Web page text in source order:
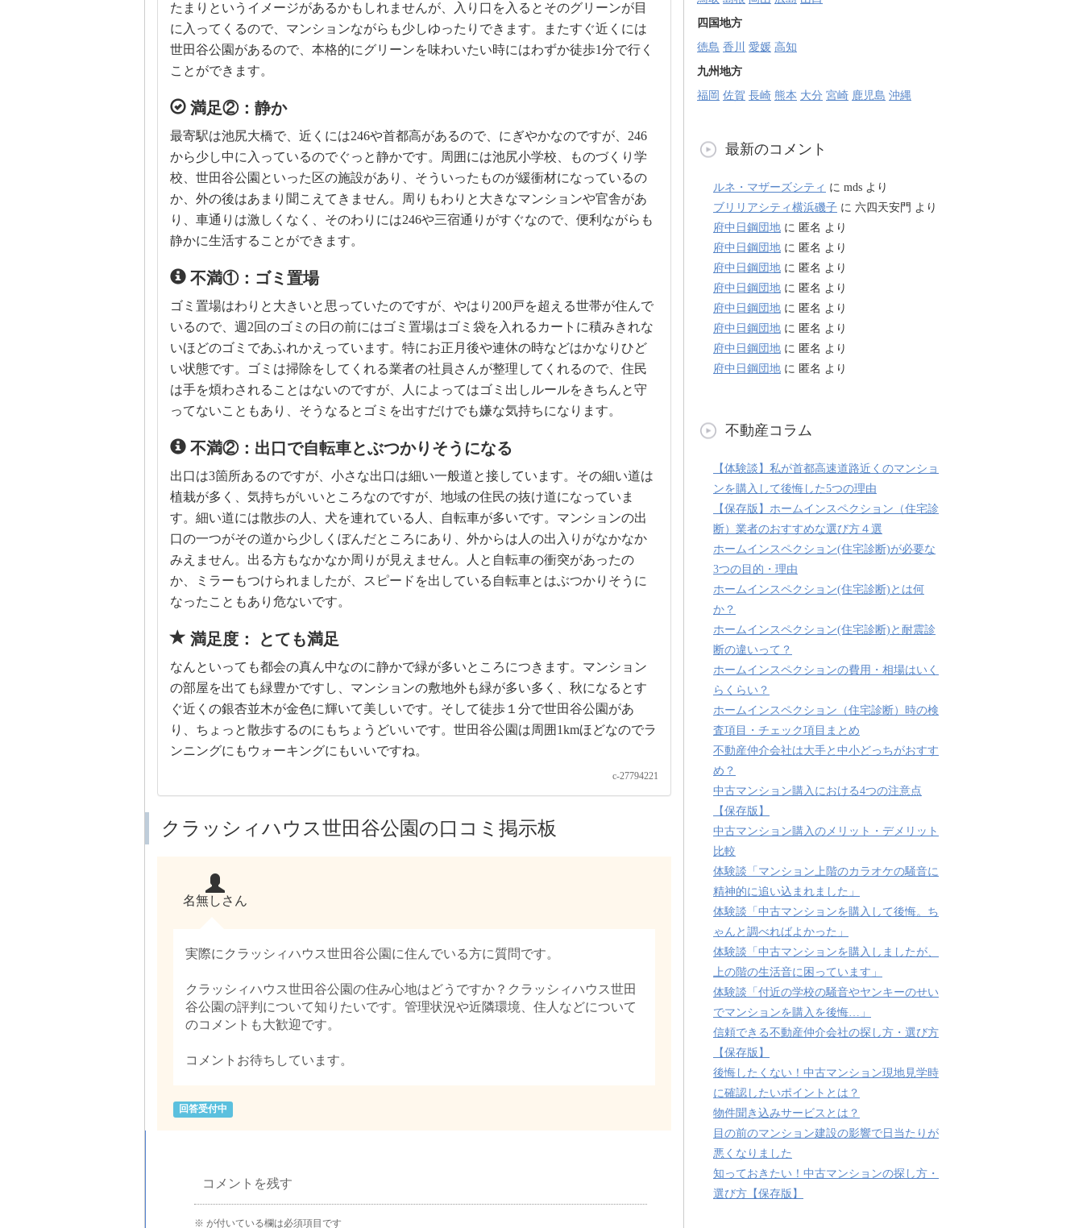
たまりというイメージがあるかもしれませんが、入り口を入るとそのグリーンが目
に入ってくるので、マンションながらも少しゆったりできます。またすぐ近くには
世田谷公園があるので、本格的にグリーンを味わいたい時にはわずか徒歩1分で行く
ことができます。
満足②：静か
最寄駅は池尻大橋で、近くには246や首都高があるので、にぎやかなのですが、246
から少し中に入っているのでぐっと静かです。周囲には池尻小学校、ものづくり学
校、世田谷公園といった区の施設があり、そういったものが緩衝材になっているの
か、外の後はあまり聞こえてきません。周りもわりと大きなマンションや官舎があ
り、車通りは激しくなく、そのわりには246や三宿通りがすぐなので、便利ながらも
静かに生活することができます。
不満①：ゴミ置場
ゴミ置場はわりと大きいと思っていたのですが、やはり200戸を超える世帯が住んで
いるので、週2回のゴミの日の前にはゴミ置場はゴミ袋を入れるカートに積みきれな
いほどのゴミであふれかえっています。特にお正月後や連休の時などはかなりひど
い状態です。ゴミは掃除をしてくれる業者の社員さんが整理してくれるので、住民
は手を煩わされることはないのですが、人によってはゴミ出しルールをきちんと守
ってないこともあり、そうなるとゴミを出すだけでも嫌な気持ちになります。
不満②：出口で自転車とぶつかりそうになる
出口は3箇所あるのですが、小さな出口は細い一般道と接しています。その細い道は
植栽が多く、気持ちがいいところなのですが、地域の住民の抜け道になっていま
す。細い道には散歩の人、犬を連れている人、自転車が多いです。マンションの出
口の一つがその道から少しくぼんだところにあり、外からは人の出入りがなかなか
みえません。出る方もなかなか周りが見えません。人と自転車の衝突があったの
か、ミラーもつけられましたが、スピードを出している自転車とはぶつかりそうに
なったこともあり危ないです。
満足度： とても満足
なんといっても都会の真ん中なのに静かで緑が多いところにつきます。マンション
の部屋を出ても緑豊かですし、マンションの敷地外も緑が多い多く、秋になるとす
ぐ近くの銀杏並木が金色に輝いて美しいです。そして徒歩１分で世田谷公園があ
り、ちょっと散歩するのにもちょうどいいです。世田谷公園は周囲1kmほどなのでラ
ンニングにもウォーキングにもいいですね。
c-27794221
クラッシィハウス世田谷公園の口コミ掲示板
名無しさん
実際にクラッシィハウス世田谷公園に住んでいる方に質問です。
クラッシィハウス世田谷公園の住み心地はどうですか？クラッシィハウス世田
谷公園の評判について知りたいです。管理状況や近隣環境、住人などについて
のコメントも大歓迎です。
コメントお待ちしています。
回答受付中
コメントを残す
※ が付いている欄は必須項目です
四国地方
徳島 香川 愛媛 高知
九州地方
福岡 佐賀 長崎 熊本 大分 宮崎 鹿児島 沖縄
最新のコメント
ルネ・マザーズシティ に mds より
ブリリアシティ横浜磯子 に 六四天安門 より
府中日鋼団地 に 匿名 より
府中日鋼団地 に 匿名 より
府中日鋼団地 に 匿名 より
府中日鋼団地 に 匿名 より
府中日鋼団地 に 匿名 より
府中日鋼団地 に 匿名 より
府中日鋼団地 に 匿名 より
府中日鋼団地 に 匿名 より
不動産コラム
【体験談】私が首都高速道路近くのマンショ
ンを購入して後悔した5つの理由
【保存版】ホームインスペクション（住宅診
断）業者のおすすめな選び方４選
ホームインスペクション(住宅診断)が必要な
3つの目的・理由
ホームインスペクション(住宅診断)とは何
か？
ホームインスペクション(住宅診断)と耐震診
断の違いって？
ホームインスペクションの費用・相場はいく
らくらい？
ホームインスペクション（住宅診断）時の検
査項目・チェック項目まとめ
不動産仲介会社は大手と中小どっちがおすす
め？
中古マンション購入における4つの注意点
【保存版】
中古マンション購入のメリット・デメリット
比較
体験談「マンション上階のカラオケの騒音に
精神的に追い込まれました」
体験談「中古マンションを購入して後悔。ち
ゃんと調べればよかった」
体験談「中古マンションを購入しましたが、
上の階の生活音に困っています」
体験談「付近の学校の騒音やヤンキーのせい
でマンションを購入を後悔…」
信頼できる不動産仲介会社の探し方・選び方
【保存版】
後悔したくない！中古マンション現地見学時
に確認したいポイントとは？
物件聞き込みサービスとは？
目の前のマンション建設の影響で日当たりが
悪くなりました
知っておきたい！中古マンションの探し方・
選び方【保存版】